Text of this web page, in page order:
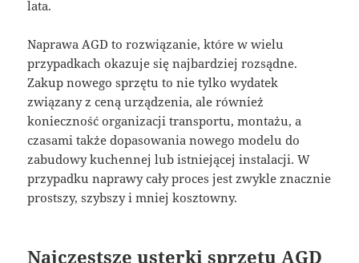
lata.
Naprawa AGD to rozwiązanie, które w wielu
przypadkach okazuje się najbardziej rozsądne.
Zakup nowego sprzętu to nie tylko wydatek
związany z ceną urządzenia, ale również
konieczność organizacji transportu, montażu, a
czasami także dopasowania nowego modelu do
zabudowy kuchennej lub istniejącej instalacji. W
przypadku naprawy cały proces jest zwykle znacznie
prostszy, szybszy i mniej kosztowny.
Najczęstsze usterki sprzętu AGD